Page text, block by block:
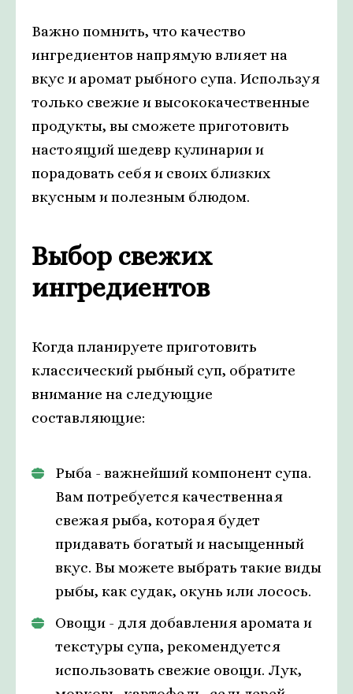
Важно помнить, что качество
ингредиентов напрямую влияет на
вкус и аромат рыбного супа. Используя
только свежие и высококачественные
продукты, вы сможете приготовить
настоящий шедевр кулинарии и
порадовать себя и своих близких
вкусным и полезным блюдом.
Выбор свежих
ингредиентов
Когда планируете приготовить
классический рыбный суп, обратите
внимание на следующие
составляющие:
Рыба - важнейший компонент супа.
Вам потребуется качественная
свежая рыба, которая будет
придавать богатый и насыщенный
вкус. Вы можете выбрать такие виды
рыбы, как судак, окунь или лосось.
Овощи - для добавления аромата и
текстуры супа, рекомендуется
использовать свежие овощи. Лук,